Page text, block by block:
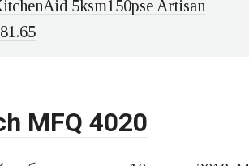
5ksm150pse Artisan
MFQ 4020